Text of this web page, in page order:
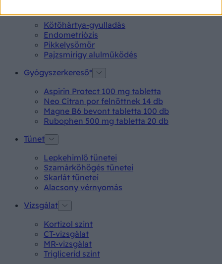
Kötőhártya-gyulladás
Endometriózis
Pikkelysömör
Pajzsmirigy alulműködés
Gyógyszerkereső*
Aspirin Protect 100 mg tabletta
Neo Citran por felnőttnek 14 db
Magne B6 bevont tabletta 100 db
Rubophen 500 mg tabletta 20 db
Tünet
Lepkehimlő tünetei
Szamárköhögés tünetei
Skarlát tünetei
Alacsony vérnyomás
Vizsgálat
Kortizol szint
CT-vizsgálat
MR-vizsgálat
Triglicerid szint